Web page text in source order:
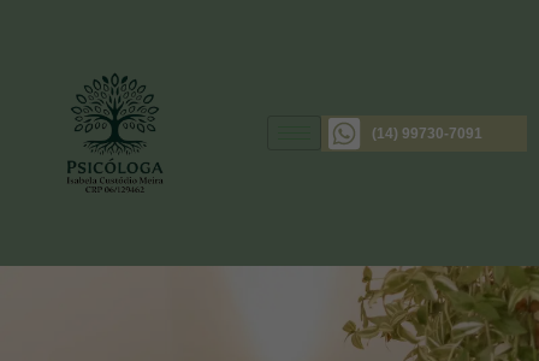
(14) 99730-7091